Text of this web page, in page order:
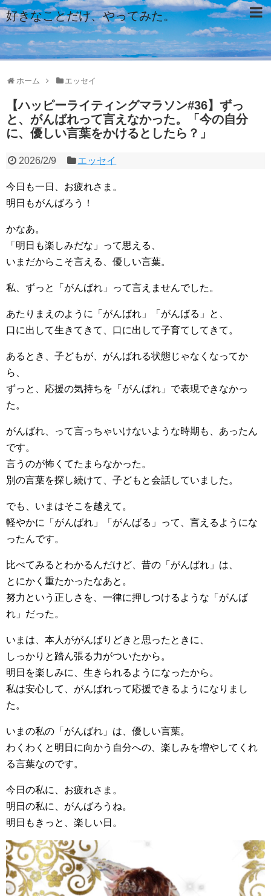
好きなことだけ、やってみた。
ホーム エッセイ
【ハッピーライティングマラソン#36】ずっ
と、がんばれって言えなかった。「今の自分
に、優しい言葉をかけるとしたら？」
2026/2/9 エッセイ
今日も一日、お疲れさま。
明日もがんばろう！
かなあ。
「明日も楽しみだな」って思える、
いまだからこそ言える、優しい言葉。
私、ずっと「がんばれ」って言えませんでした。
あたりまえのように「がんばれ」「がんばる」と、
口に出して生きてきて、口に出して子育てしてきて。
あるとき、子どもが、がんばれる状態じゃなくなってか
ら、
ずっと、応援の気持ちを「がんばれ」で表現できなかっ
た。
がんばれ、って言っちゃいけないような時期も、あったん
です。
言うのが怖くてたまらなかった。
別の言葉を探し続けて、子どもと会話していました。
でも、いまはそこを越えて。
軽やかに「がんばれ」「がんばる」って、言えるようにな
ったんです。
比べてみるとわかるんだけど、昔の「がんばれ」は、
とにかく重たかったなあと。
努力という正しさを、一律に押しつけるような「がんば
れ」だった。
いまは、本人ががんばりどきと思ったときに、
しっかりと踏ん張る力がついたから。
明日を楽しみに、生きられるようになったから。
私は安心して、がんばれって応援できるようになりまし
た。
いまの私の「がんばれ」は、優しい言葉。
わくわくと明日に向かう自分への、楽しみを増やしてくれ
る言葉なのです。
今日の私に、お疲れさま。
明日の私に、がんばろうね。
明日もきっと、楽しい日。